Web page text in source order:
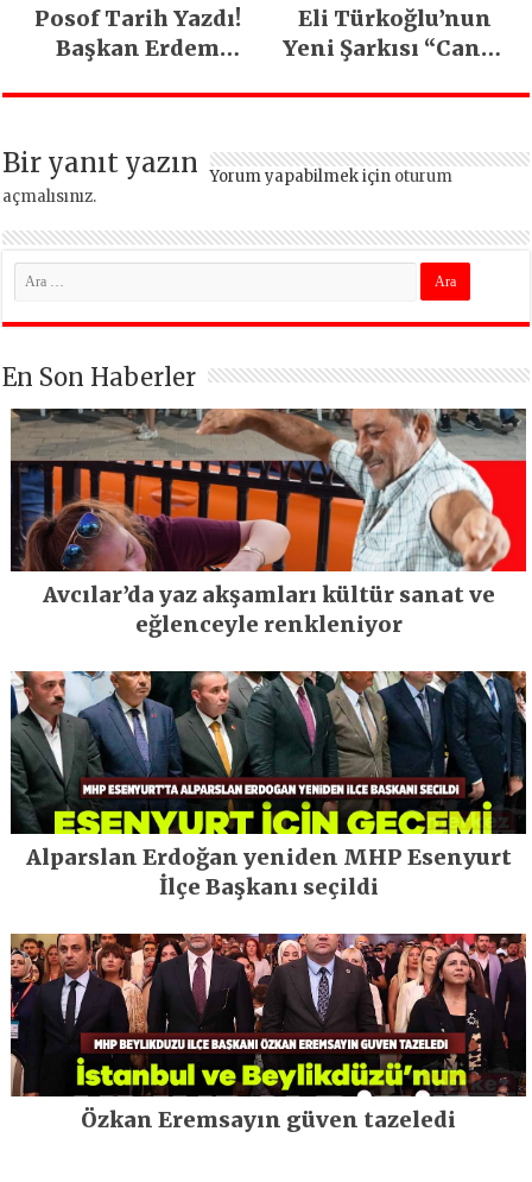
Posof Tarih Yazdı!
Başkan Erdem
Emeğiyle Son
Festivali
Gerçekleşti
Eli Türkoğlu’nun
Yeni Şarkısı “Canın
İlgi Gördü!..
Bir yanıt yazın Yorum yapabilmek için oturum
açmalısınız.
En Son Haberler
Avcılar’da yaz akşamları kültür sanat ve
eğlenceyle renkleniyor
Alparslan Erdoğan yeniden MHP Esenyurt
İlçe Başkanı seçildi
Özkan Eremsayın güven tazeledi